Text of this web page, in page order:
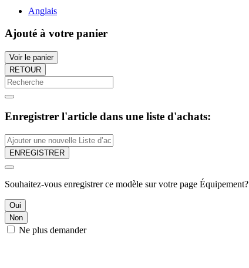
Anglais
Ajouté à votre panier
Voir le panier
RETOUR
Enregistrer l'article dans une liste d'achats:
ENREGISTRER
Souhaitez-vous enregistrer ce modèle sur votre page Équipement?
Oui
Non
Ne plus demander